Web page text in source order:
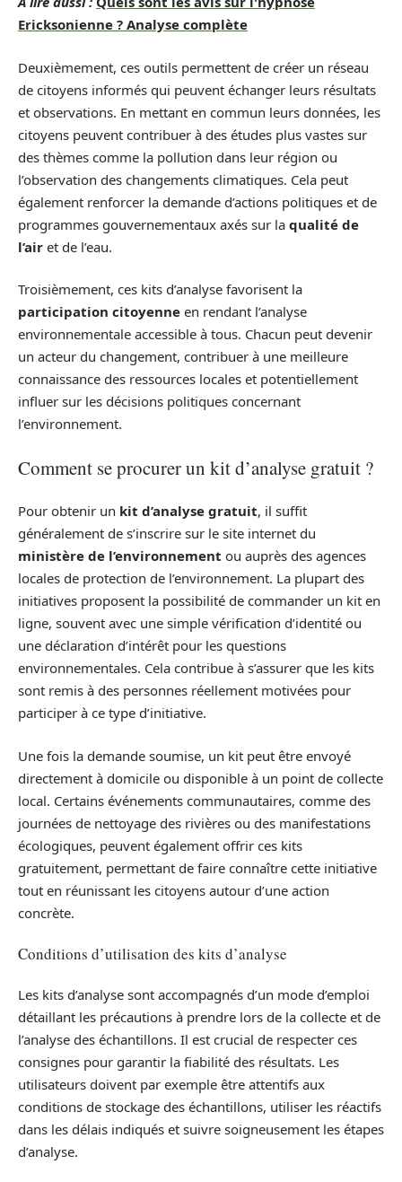
Ericksonienne ? Analyse complète
Deuxièmement, ces outils permettent de créer un réseau
de citoyens informés qui peuvent échanger leurs résultats
et observations. En mettant en commun leurs données, les
citoyens peuvent contribuer à des études plus vastes sur
des thèmes comme la pollution dans leur région ou
l’observation des changements climatiques. Cela peut
également renforcer la demande d’actions politiques et de
programmes gouvernementaux axés sur la qualité de
l’air et de l’eau.
Troisièmement, ces kits d’analyse favorisent la
participation citoyenne en rendant l’analyse
environnementale accessible à tous. Chacun peut devenir
un acteur du changement, contribuer à une meilleure
connaissance des ressources locales et potentiellement
influer sur les décisions politiques concernant
l’environnement.
Comment se procurer un kit d’analyse gratuit ?
Pour obtenir un kit d’analyse gratuit, il suffit
généralement de s’inscrire sur le site internet du
ministère de l’environnement ou auprès des agences
locales de protection de l’environnement. La plupart des
initiatives proposent la possibilité de commander un kit en
ligne, souvent avec une simple vérification d’identité ou
une déclaration d’intérêt pour les questions
environnementales. Cela contribue à s’assurer que les kits
sont remis à des personnes réellement motivées pour
participer à ce type d’initiative.
Une fois la demande soumise, un kit peut être envoyé
directement à domicile ou disponible à un point de collecte
local. Certains événements communautaires, comme des
journées de nettoyage des rivières ou des manifestations
écologiques, peuvent également offrir ces kits
gratuitement, permettant de faire connaître cette initiative
tout en réunissant les citoyens autour d’une action
concrète.
Conditions d’utilisation des kits d’analyse
Les kits d’analyse sont accompagnés d’un mode d’emploi
détaillant les précautions à prendre lors de la collecte et de
l’analyse des échantillons. Il est crucial de respecter ces
consignes pour garantir la fiabilité des résultats. Les
utilisateurs doivent par exemple être attentifs aux
conditions de stockage des échantillons, utiliser les réactifs
dans les délais indiqués et suivre soigneusement les étapes
d’analyse.